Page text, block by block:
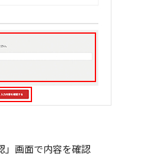
」画面で内容を確認